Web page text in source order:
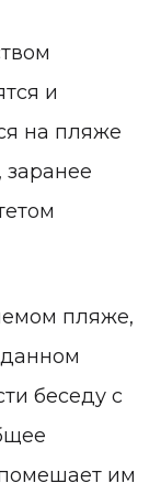
и
на пляже
заранее
пляже,
данном
беседу с
им